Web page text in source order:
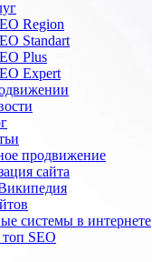
Region
Standart
Plus
Expert
продвижение
сайта
системы в интернете
SEO